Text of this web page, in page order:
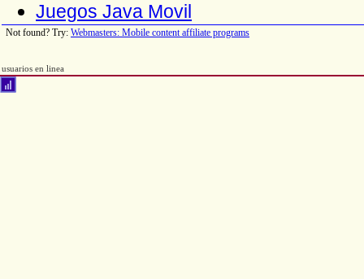
Juegos Java Movil
Not found? Try: Webmasters: Mobile content affiliate programs
usuarios en linea